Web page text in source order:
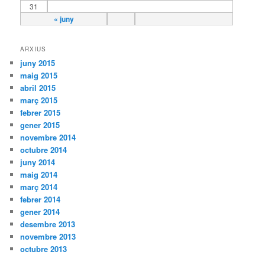
« juny
31
ARXIUS
juny 2015
maig 2015
abril 2015
març 2015
febrer 2015
gener 2015
novembre 2014
octubre 2014
juny 2014
maig 2014
març 2014
febrer 2014
gener 2014
desembre 2013
novembre 2013
octubre 2013